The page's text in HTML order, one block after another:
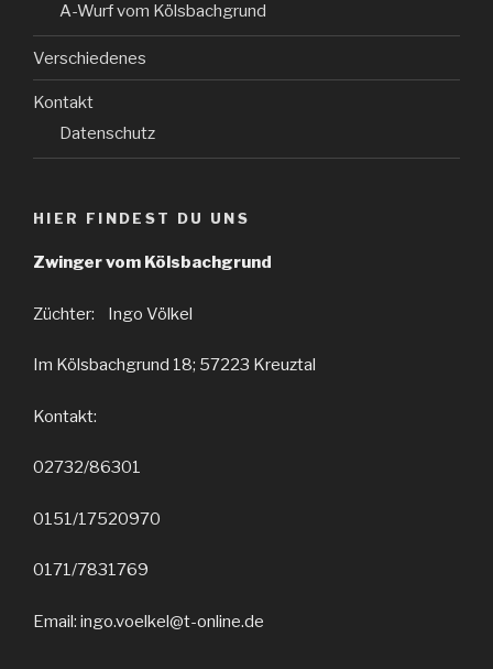
A-Wurf vom Kölsbachgrund
Verschiedenes
Kontakt
Datenschutz
HIER FINDEST DU UNS
Zwinger vom Kölsbachgrund
Züchter: Ingo Völkel
Im Kölsbachgrund 18; 57223 Kreuztal
Kontakt:
02732/86301
0151/17520970
0171/7831769
Email: ingo.voelkel@t-online.de